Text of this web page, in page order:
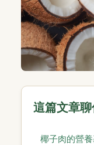
這篇文章聊
椰子肉的營